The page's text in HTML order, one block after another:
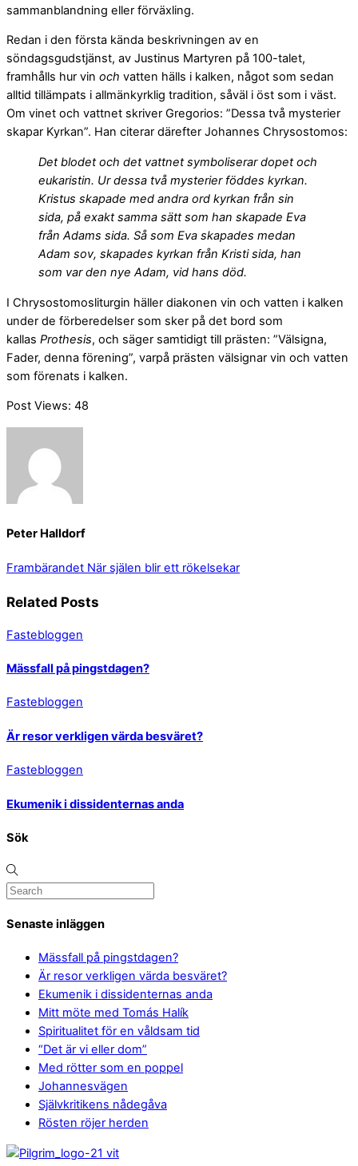
sammanblandning eller förväxling.
Redan i den första kända beskrivningen av en
söndagsgudstjänst, av Justinus Martyren på 100-talet,
framhålls hur vin och vatten hälls i kalken, något som sedan
alltid tillämpats i allmänkyrklig tradition, såväl i öst som i väst.
Om vinet och vattnet skriver Gregorios: ”Dessa två mysterier
skapar Kyrkan”. Han citerar därefter Johannes Chrysostomos:
Det blodet och det vattnet symboliserar dopet och
eukaristin. Ur dessa två mysterier föddes kyrkan.
Kristus skapade med andra ord kyrkan från sin
sida, på exakt samma sätt som han skapade Eva
från Adams sida. Så som Eva skapades medan
Adam sov, skapades kyrkan från Kristi sida, han
som var den nye Adam, vid hans död.
I Chrysostomosliturgin häller diakonen vin och vatten i kalken
under de förberedelser som sker på det bord som
kallas Prothesis, och säger samtidigt till prästen: ”Välsigna,
Fader, denna förening”, varpå prästen välsignar vin och vatten
som förenats i kalken.
Post Views: 48
Peter Halldorf
Frambärandet När själen blir ett rökelsekar
Related Posts
Fastebloggen
Mässfall på pingstdagen?
Fastebloggen
Är resor verkligen värda besväret?
Fastebloggen
Ekumenik i dissidenternas anda
Sök
Senaste inläggen
Mässfall på pingstdagen?
Är resor verkligen värda besväret?
Ekumenik i dissidenternas anda
Mitt möte med Tomás Halík
Spiritualitet för en våldsam tid
“Det är vi eller dom”
Med rötter som en poppel
Johannesvägen
Självkritikens nådegåva
Rösten röjer herden